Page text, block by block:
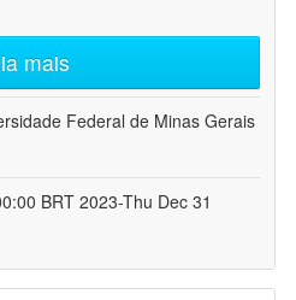
mais
Federal de Minas Gerais
BRT 2023-Thu Dec 31